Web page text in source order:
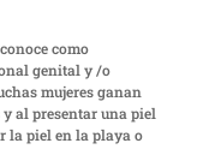
como
genital y /o
mujeres ganan
al presentar una piel
la piel en la playa o